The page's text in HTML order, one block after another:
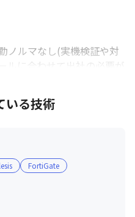
ノルマなし(実機検証や対
に合わせて出社の必要が
レス制導入により出社時
せて自由に席を選べま
いる技術
FortiGate